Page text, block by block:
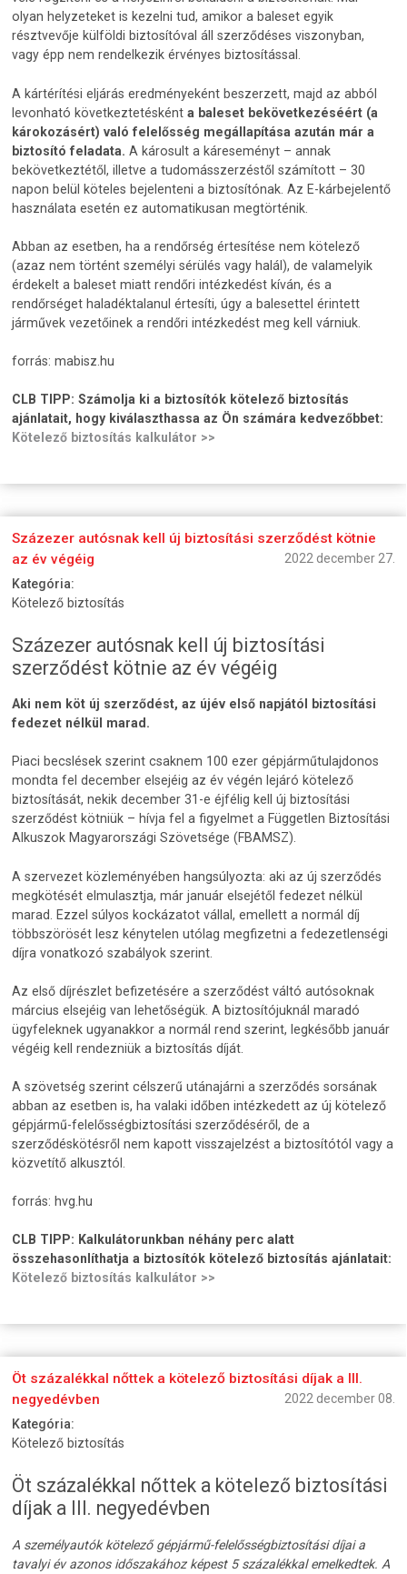
olyan helyzeteket is kezelni tud, amikor a baleset egyik
résztvevője külföldi biztosítóval áll szerződéses viszonyban,
vagy épp nem rendelkezik érvényes biztosítással.
A kártérítési eljárás eredményeként beszerzett, majd az abból
levonható következtetéskénta baleset bekövetkezéséért (a
károkozásért) való felelősség megállapítása azután már a
biztosító feladata. A károsult a káreseményt – annak
bekövetkeztétől, illetve a tudomásszerzéstől számított – 30
napon belül köteles bejelenteni a biztosítónak. Az E-kárbejelentő
használata esetén ez automatikusan megtörténik.
Abban az esetben, ha a rendőrség értesítése nem kötelező
(azaz nem történt személyi sérülés vagy halál), de valamelyik
érdekelt a baleset miatt rendőri intézkedést kíván, és a
rendőrséget haladéktalanul értesíti, úgy a balesettel érintett
járművek vezetőinek a rendőri intézkedést meg kell várniuk.
forrás: mabisz.hu
CLB TIPP: Számolja ki a biztosítók kötelező biztosítás
ajánlatait, hogy kiválaszthassa az Ön számára kedvezőbbet:
Kötelező biztosítás kalkulátor >>
Százezer autósnak kell új biztosítási szerződést kötnie
az év végéig
2022 december 27.
Kategória:
Kötelező biztosítás
Százezer autósnak kell új biztosítási
szerződést kötnie az év végéig
Aki nem köt új szerződést, az újév első napjától biztosítási
fedezet nélkül marad.
Piaci becslések szerint csaknem 100 ezer gépjárműtulajdonos
mondta fel december elsejéig az év végén lejáró kötelező
biztosítását, nekik december 31-e éjfélig kell új biztosítási
szerződést kötniük – hívja fel a figyelmet a Független Biztosítási
Alkuszok Magyarországi Szövetsége (FBAMSZ).
A szervezet közleményében hangsúlyozta: aki az új szerződés
megkötését elmulasztja, már január elsejétől fedezet nélkül
marad. Ezzel súlyos kockázatot vállal, emellett a normál díj
többszörösét lesz kénytelen utólag megfizetni a fedezetlenségi
díjra vonatkozó szabályok szerint.
Az első díjrészlet befizetésére a szerződést váltó autósoknak
március elsejéig van lehetőségük. A biztosítójuknál maradó
ügyfeleknek ugyanakkor a normál rend szerint, legkésőbb január
végéig kell rendezniük a biztosítás díját.
A szövetség szerint célszerű utánajárni a szerződés sorsának
abban az esetben is, ha valaki időben intézkedett az új kötelező
gépjármű-felelősségbiztosítási szerződéséről, de a
szerződéskötésről nem kapott visszajelzést a biztosítótól vagy a
közvetítő alkusztól.
forrás: hvg.hu
CLB TIPP: Kalkulátorunkban néhány perc alatt
összehasonlíthatja a biztosítók kötelező biztosítás ajánlatait:
Kötelező biztosítás kalkulátor >>
Öt százalékkal nőttek a kötelező biztosítási díjak a III.
negyedévben
2022 december 08.
Kategória:
Kötelező biztosítás
Öt százalékkal nőttek a kötelező biztosítási
díjak a III. negyedévben
A személyautók kötelező gépjármű-felelősségbiztosítási díjai a
tavalyi év azonos időszakához képest 5 százalékkal emelkedtek. A